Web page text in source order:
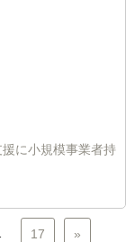
に小規模事業者持
17 »